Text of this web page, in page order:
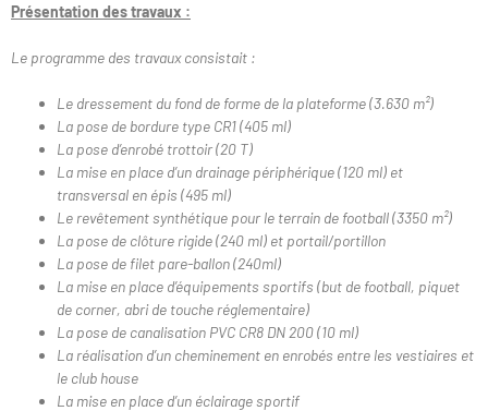
Présentation des travaux :
Le programme des travaux consistait :
Le dressement du fond de forme de la plateforme (3.630 m²)
La pose de bordure type CR1 (405 ml)
La pose d’enrobé trottoir (20 T)
La mise en place d’un drainage périphérique (120 ml) et
transversal en épis (495 ml)
Le revêtement synthétique pour le terrain de football (3350 m²)
La pose de clôture rigide (240 ml) et portail/portillon
La pose de filet pare-ballon (240ml)
La mise en place d’équipements sportifs (but de football, piquet
de corner, abri de touche réglementaire)
La pose de canalisation PVC CR8 DN 200 (10 ml)
La réalisation d’un cheminement en enrobés entre les vestiaires et
le club house
La mise en place d’un éclairage sportif